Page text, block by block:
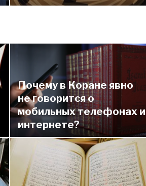
Почему в Коране явно
не говорится о
мобильных телефонах и
интернете?